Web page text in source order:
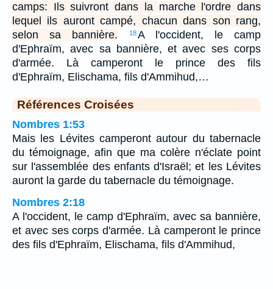
camps: Ils suivront dans la marche l'ordre dans
lequel ils auront campé, chacun dans son rang,
selon sa bannière.
18A l'occident, le camp
d'Ephraïm, avec sa bannière, et avec ses corps
d'armée. Là camperont le prince des fils
d'Ephraïm, Elischama, fils d'Ammihud,…
Références Croisées
Nombres 1:53
Mais les Lévites camperont autour du tabernacle
du témoignage, afin que ma colère n'éclate point
sur l'assemblée des enfants d'Israël; et les Lévites
auront la garde du tabernacle du témoignage.
Nombres 2:18
A l'occident, le camp d'Ephraïm, avec sa bannière,
et avec ses corps d'armée. Là camperont le prince
des fils d'Ephraïm, Elischama, fils d'Ammihud,